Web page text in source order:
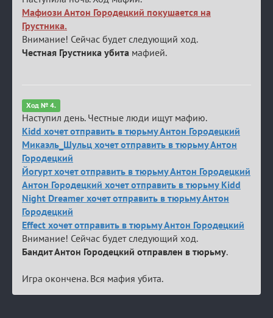
Мафиози Антон Городецкий покушается на
Грустника.
Внимание! Сейчас будет следующий ход.
Честная Грустника убита мафией.
Ход № 4.
Наступил день. Честные люди ищут мафию.
Kidd хочет отправить в тюрьму Антон Городецкий
Микаэль_Шульц хочет отправить в тюрьму Антон
Городецкий
Йогурт хочет отправить в тюрьму Антон Городецкий
Антон Городецкий хочет отправить в тюрьму Kidd
Night Dreamer хочет отправить в тюрьму Антон
Городецкий
Effect хочет отправить в тюрьму Антон Городецкий
Внимание! Сейчас будет следующий ход.
Бандит Антон Городецкий отправлен в тюрьму.
Игра окончена. Вся мафия убита.